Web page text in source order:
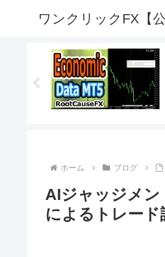
ワンクリックFX【公
ホーム ブログ
AIジャッジメン
によるトレード